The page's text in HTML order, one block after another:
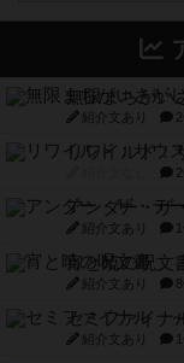
無限まちがい
紹介文あり
リワイルド：
アンダー・ザ
紹介文あり
宵と暁の呪文
紹介文あり
セミファイナ
紹介文あり